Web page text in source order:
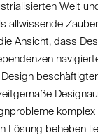
Welt
allwissende
Ansicht, dass
Lösung beheben